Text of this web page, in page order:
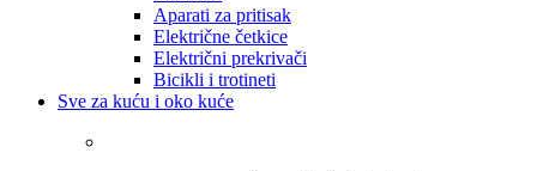
Aparati za pritisak
Električne četkice
Električni prekrivači
Bicikli i trotineti
Sve za kuću i oko kuće